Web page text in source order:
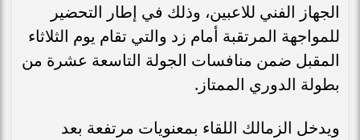
الجهاز الفني للاعبين، وذلك في إطار التحضير
للمواجهة المرتقبة أمام زد والتي تقام يوم الثلاثاء
المقبل ضمن منافسات الجولة التاسعة عشرة من
بطولة الدوري الممتاز.
ويدخل الزمالك اللقاء بمعنويات مرتفعة بعد